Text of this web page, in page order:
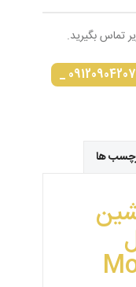
تماس بگیرید.
09120904207 _
ها